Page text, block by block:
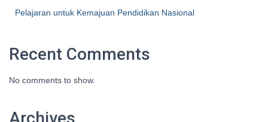
Pelajaran untuk Kemajuan Pendidikan Nasional
Recent Comments
No comments to show.
Archives